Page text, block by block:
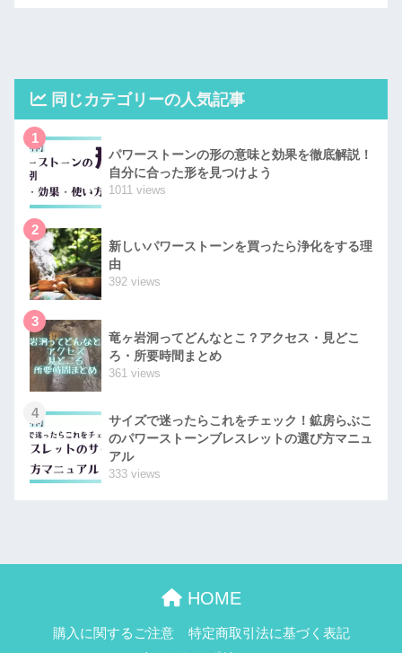
同じカテゴリーの人気記事
1
パワーストーンの形の意味と効果を徹底解説！
自分に合った形を見つけよう
1011 views
2
新しいパワーストーンを買ったら浄化をする理
由
392 views
3
竜ヶ岩洞ってどんなとこ？アクセス・見どこ
ろ・所要時間まとめ
361 views
4
サイズで迷ったらこれをチェック！鉱房らぶこ
のパワーストーンブレスレットの選び方マニュ
アル
333 views
HOME
購入に関するご注意
特定商取引法に基づく表記